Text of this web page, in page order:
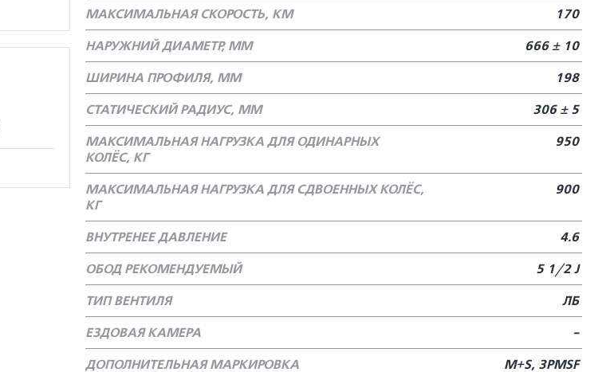
МАКСИМАЛЬНАЯ СКОРОСТЬ, КМ
170
НАРУЖНИЙ ДИАМЕТР, ММ
666 ± 10
ШИРИНА ПРОФИЛЯ, ММ
198
СТАТИЧЕСКИЙ РАДИУС, ММ
306 ± 5
МАКСИМАЛЬНАЯ НАГРУЗКА ДЛЯ ОДИНАРНЫХ
КОЛЁС, КГ
950
МАКСИМАЛЬНАЯ НАГРУЗКА ДЛЯ СДВОЕННЫХ КОЛЁС,
КГ
900
ВНУТРЕНЕЕ ДАВЛЕНИЕ
4.6
ОБОД РЕКОМЕНДУЕМЫЙ
5 1/2 J
ТИП ВЕНТИЛЯ
ЛБ
ЕЗДОВАЯ КАМЕРА
-
ДОПОЛНИТЕЛЬНАЯ МАРКИРОВКА
M+S, 3PMSF